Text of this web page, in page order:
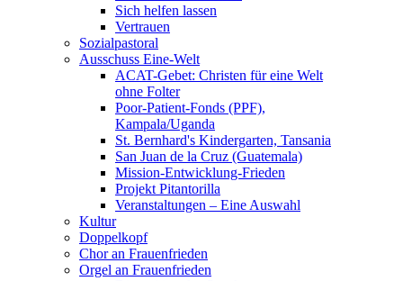
Sich helfen lassen
Vertrauen
Sozialpastoral
Ausschuss Eine-Welt
ACAT-Gebet: Christen für eine Welt
ohne Folter
Poor-Patient-Fonds (PPF),
Kampala/Uganda
St. Bernhard's Kindergarten, Tansania
San Juan de la Cruz (Guatemala)
Mission-Entwicklung-Frieden
Projekt Pitantorilla
Veranstaltungen – Eine Auswahl
Kultur
Doppelkopf
Chor an Frauenfrieden
Orgel an Frauenfrieden